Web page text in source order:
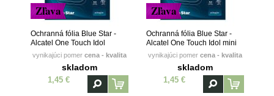
Zľava
Ochranná fólia Blue Star -
Alcatel One Touch Idol
(OT6030)
vynikajúci pomer cena - kvalita
skladom
1,45 €
Zľava
Ochranná fólia Blue Star -
Alcatel One Touch Idol mini
(OT6012D)
vynikajúci pomer cena - kvalita
skladom
1,45 €